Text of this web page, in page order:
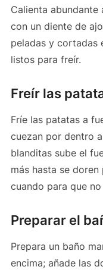
Calienta
con un diente de
peladas y cortadas
listos para freír.
Freír las
Fríe las patatas a
cuezan por dentro
blanditas sube el
más hasta se
cuando para que
Preparar el
Prepara un baño
encima; añade las